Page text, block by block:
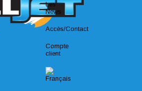
Les
News
Accès/Contact
Compte
client